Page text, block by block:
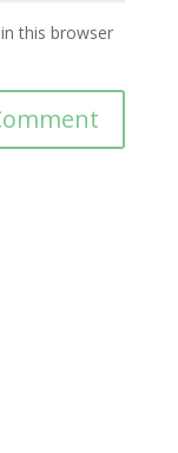
this browser